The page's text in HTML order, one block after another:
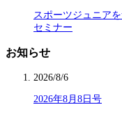
スポーツジュニア
セミナー
お知らせ
2026/8/6
2026年8月8日号